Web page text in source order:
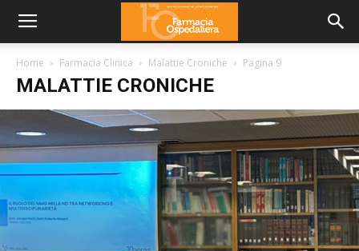
Home Farmacia Clinica Malattie Croniche Pagina 9
MALATTIE CRONICHE